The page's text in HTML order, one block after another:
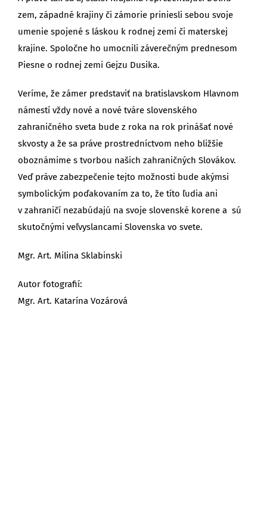
zem, západné krajiny či zámorie priniesli sebou svoje
umenie spojené s láskou k rodnej zemi či materskej
krajine. Spoločne ho umocnili záverečným prednesom
Piesne o rodnej zemi Gejzu Dusika.
Veríme, že zámer predstaviť na bratislavskom Hlavnom
námestí vždy nové a nové tváre slovenského
zahraničného sveta bude z roka na rok prinášať nové
skvosty a že sa práve prostredníctvom neho bližšie
oboznámime s tvorbou našich zahraničných Slovákov.
Veď práve zabezpečenie tejto možnosti bude akýmsi
symbolickým poďakovaním za to, že títo ľudia ani
v zahraničí nezabúdajú na svoje slovenské korene a sú
skutočnými veľvyslancami Slovenska vo svete.
Mgr. Art. Milina Sklabinski
Autor fotografií:
Mgr. Art. Katarína Vozárová